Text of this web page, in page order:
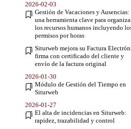
2026-02-03
Gestión de Vacaciones y Ausencias:
una herramienta clave para
los recursos humanos incluyendo
permisos por horas
Siturweb mejora su Factura
firma con certificado del cliente y
envío de la factura original
2026-01-30
Módulo de Gestión del Tiempo en
Siturweb
2026-01-27
El alta de incidencias en Siturweb:
rapidez, trazabilidad y control